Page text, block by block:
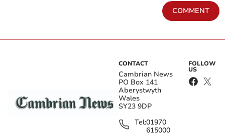
COMMENT
CONTACT
Cambrian News
PO Box 141
Aberystwyth
Wales
SY23 9DP
Tel:01970
615000
FOLLOW
US